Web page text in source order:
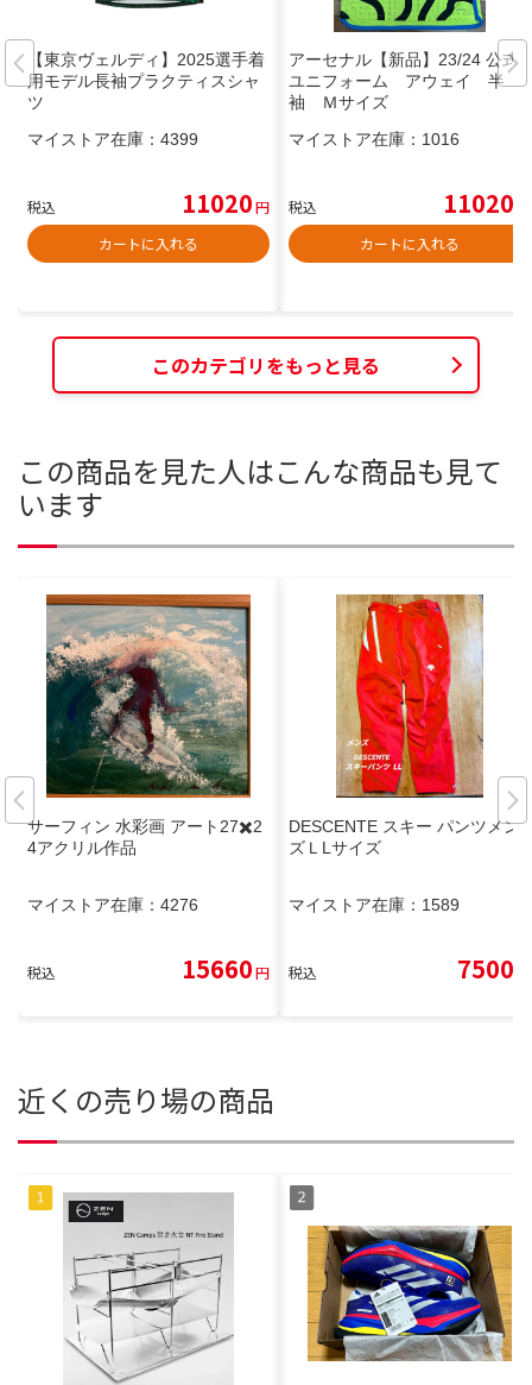
【東京ヴェルディ】2025選手着
用モデル長袖プラクティスシャ
ツ
マイストア在庫： 4399
税込 11020円
カートに入れる
アーセナル【新品】23/24 公式
ユニフォーム アウェイ 半
袖 Ｍサイズ
マイストア在庫： 1016
税込 11020
カートに入れる
このカテゴリをもっと見る
この商品を見た人はこんな商品も見て
います
サーフィン 水彩画 アート27✖️2
4アクリル作品
マイストア在庫： 4276
税込 15660円
DESCENTE スキー パンツメン
ズＬLサイズ
マイストア在庫： 1589
税込 7500
近くの売り場の商品